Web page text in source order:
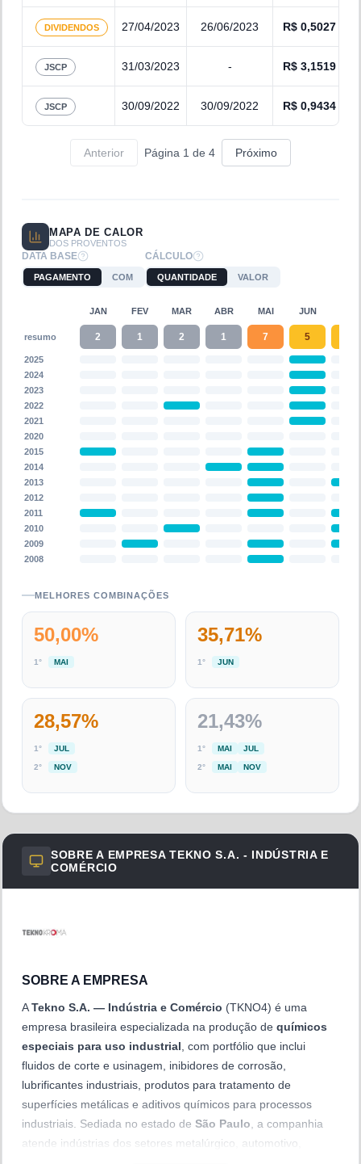
DIVIDENDOS 27/04/2023 26/06/2023 R$ 0,5027
JSCP 31/03/2023 - R$ 3,1519
JSCP 30/09/2022 30/09/2022 R$ 0,9434
Anterior Página 1 de 4 Próximo
MAPA DE CALOR
DOS PROVENTOS
DATA BASE
PAGAMENTO COM
CÁLCULO
QUANTIDADE VALOR
JAN FEV MAR ABR MAI JUN
resumo 2 1 2 1 7 5
2025
2024
2023
2022
2021
2020
2015
2014
2013
2012
2011
2010
2009
2008
MELHORES COMBINAÇÕES
50,00%
1° MAI
35,71%
1° JUN
28,57%
1° JUL
2° NOV
21,43%
1° MAI JUL
2° MAI NOV
SOBRE A EMPRESATEKNO S.A. - INDÚSTRIA E
COMÉRCIO
SOBRE A EMPRESA
ATekno S.A. — Indústria e Comércio (TKNO4) é uma
empresa brasileira especializada na produção de químicos
especiais para uso industrial , com portfólio que inclui
fluidos de corte e usinagem, inibidores de corrosão,
lubrificantes industriais, produtos para tratamento de
superfícies metálicas e aditivos químicos para processos
industriais. Sediada no estado de São Paulo , a companhia
atende indústrias dos setores metalúrgico, automotivo,